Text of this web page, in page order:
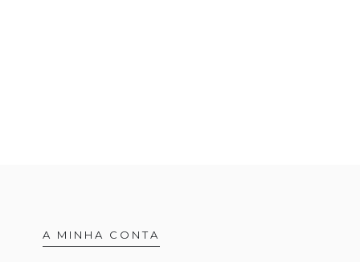
A MINHA CONTA